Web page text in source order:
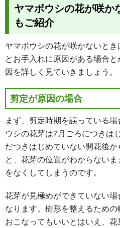
ヤマボウシの花が咲か
もご紹介
ヤマボウシの花が咲かないと
とお手入れに原因がある場合
因を詳しく見ていきましょう。
剪定が原因の場合
まず、剪定時期を誤っている
ウシの花芽は7月ごろにつきは
だつきはじめていない開花後
と、花芽の位置がわからない
をなくしてしまうのです。
花芽が見極めができていない
なります。樹形を整えるため
おこなってもいいとはいえ、